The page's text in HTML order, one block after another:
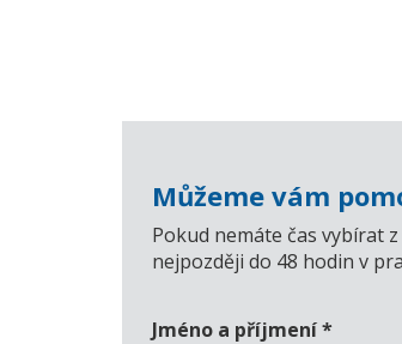
Můžeme vám
Pokud nemáte čas vybírat
nejpozději do 48 hodin v
Jméno a příjmení*